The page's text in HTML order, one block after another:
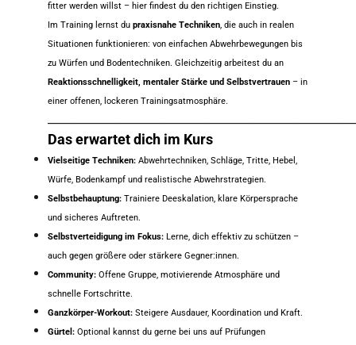
fitter werden willst – hier findest du den richtigen Einstieg.
Im Training lernst du praxisnahe Techniken, die auch in realen
Situationen funktionieren: von einfachen Abwehrbewegungen bis
zu Würfen und Bodentechniken. Gleichzeitig arbeitest du an
Reaktionsschnelligkeit, mentaler Stärke und Selbstvertrauen – in
einer offenen, lockeren Trainingsatmosphäre.
Das erwartet dich im Kurs
Vielseitige Techniken: Abwehrtechniken, Schläge, Tritte, Hebel,
Würfe, Bodenkampf und realistische Abwehrstrategien.
Selbstbehauptung: Trainiere Deeskalation, klare Körpersprache
und sicheres Auftreten.
Selbstverteidigung im Fokus: Lerne, dich effektiv zu schützen –
auch gegen größere oder stärkere Gegner:innen.
Community: Offene Gruppe, motivierende Atmosphäre und
schnelle Fortschritte.
Ganzkörper-Workout: Steigere Ausdauer, Koordination und Kraft.
Gürtel: Optional kannst du gerne bei uns auf Prüfungen